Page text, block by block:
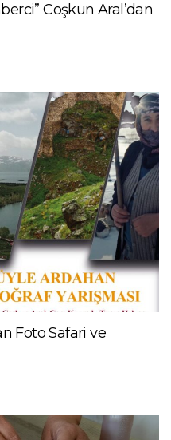
Coşkun Aral’dan
Foto Safari ve